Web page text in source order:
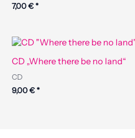
7,00€*
CD „Where there be no land“
CD
9,00€*